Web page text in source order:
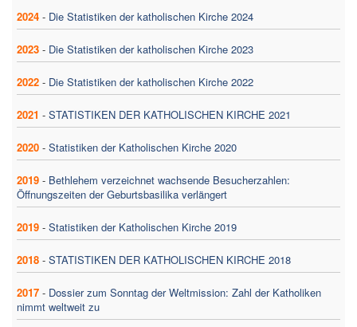
2024 - Die Statistiken der katholischen Kirche 2024
2023 - Die Statistiken der katholischen Kirche 2023
2022 - Die Statistiken der katholischen Kirche 2022
2021 - STATISTIKEN DER KATHOLISCHEN KIRCHE 2021
2020 - Statistiken der Katholischen Kirche 2020
2019 - Bethlehem verzeichnet wachsende Besucherzahlen:
Öffnungszeiten der Geburtsbasilika verlängert
2019 - Statistiken der Katholischen Kirche 2019
2018 - STATISTIKEN DER KATHOLISCHEN KIRCHE 2018
2017 - Dossier zum Sonntag der Weltmission: Zahl der Katholiken
nimmt weltweit zu